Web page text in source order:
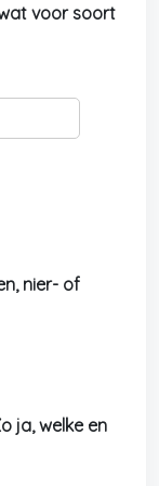
voor soort
nier- of
ja, welke en